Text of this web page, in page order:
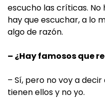
escucho las críticas. No
hay que escuchar, a lo
algo de razón.
– ¿Hay famosos que
– Sí, pero no voy a
tienen ellos y no yo.